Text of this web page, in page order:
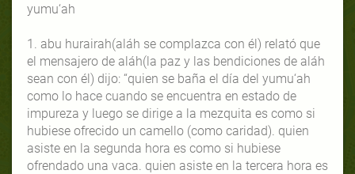
yumu‘ah
1. abu hurairah(aláh se complazca con él) relató que
el mensajero de aláh(la paz y las bendiciones de aláh
sean con él) dijo: “quien se baña el día del yumu‘ah
como lo hace cuando se encuentra en estado de
impureza y luego se dirige a la mezquita es como si
hubiese ofrecido un camello (como caridad). quien
asiste en la segunda hora es como si hubiese
ofrendado una vaca. quien asiste en la tercera hora es